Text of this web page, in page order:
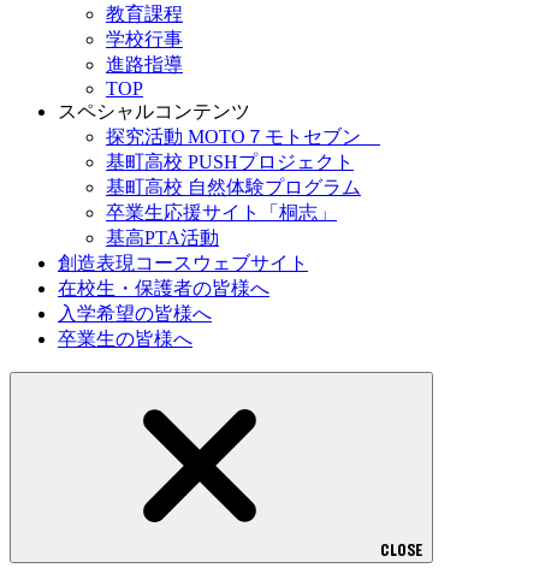
教育課程
学校行事
進路指導
TOP
スペシャルコンテンツ
探究活動 MOTO７モトセブン
基町高校 PUSHプロジェクト
基町高校 自然体験プログラム
卒業生応援サイト「桐志」
基高PTA活動
創造表現コースウェブサイト
在校生・保護者の皆様へ
入学希望の皆様へ
卒業生の皆様へ
CLOSE